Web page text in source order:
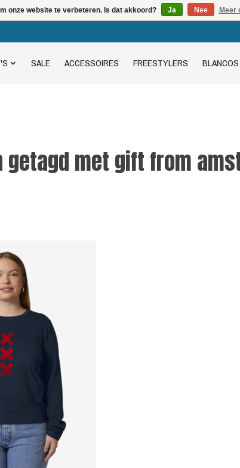
SALE ACCESSOIRES FREESTYLERS BLANCOS
getagd met gift from
onze website te verbeteren. Is dat akkoord? Ja Nee Meer